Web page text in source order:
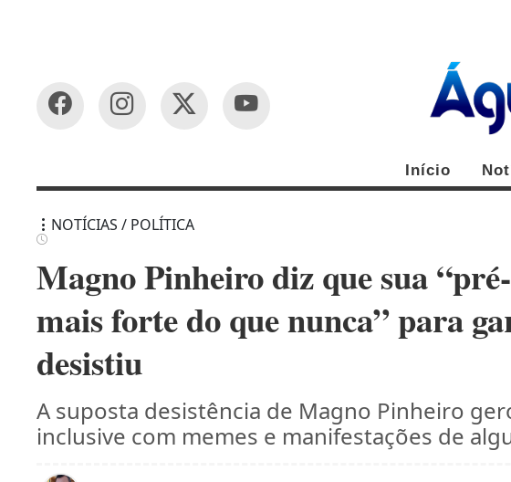
Início
NOTÍCIAS / POLÍTICA
Magno Pinheiro diz que sua
mais forte do que nunca” para
desistiu
A suposta desistência de Magno Pinheiro
inclusive com memes e manifestações de